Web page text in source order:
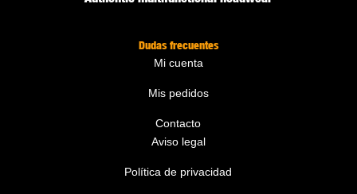
Dudas frecuentes
Mi cuenta
Mis pedidos
Contacto
Aviso legal
Política de privacidad